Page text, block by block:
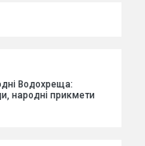
Водохреща:
народні прикмети